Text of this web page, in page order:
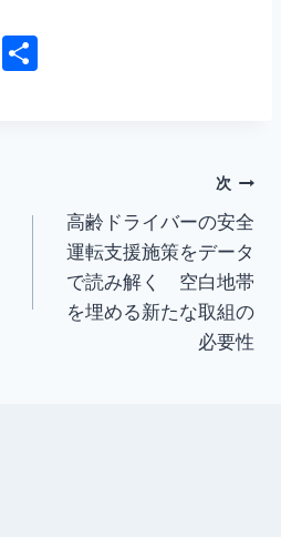
F
次
高齢ドライバーの安全
運転支援施策をデータ
で読み解く 空白地帯
を埋める新たな取組の
必要性